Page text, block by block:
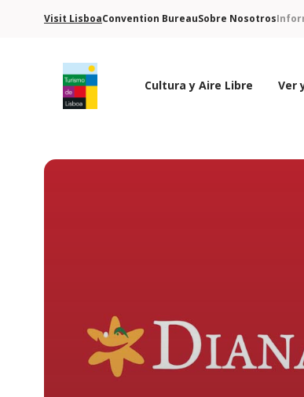
Visit LisboaConvention BureauSobre Nosotros
Cultura y Aire Libre Ver